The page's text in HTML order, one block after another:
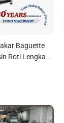
Baguette
Roti Lengkap